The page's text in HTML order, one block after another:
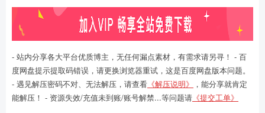
- 站内分享各大平台优质博主，无任何漏点素材，有需求请另寻！ - 百
度网盘提示提取码错误，请更换浏览器重试，这是百度网盘版本问题。
- 遇见解压密码不对、无法解压，请查看 《解压说明》
，能分享就肯定
能解压！ - 资源失效/充值未到账/账号解禁...等问题请 《提交工单》